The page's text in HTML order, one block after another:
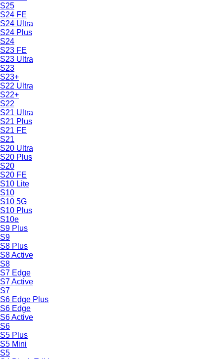
S25
S24 FE
S24 Ultra
S24 Plus
S24
S23 FE
S23 Ultra
S23
S23+
S22 Ultra
S22+
S22
S21 Ultra
S21 Plus
S21 FE
S21
S20 Ultra
S20 Plus
S20
S20 FE
S10 Lite
S10
S10 5G
S10 Plus
S10e
S9 Plus
S9
S8 Plus
S8 Active
S8
S7 Edge
S7 Active
S7
S6 Edge Plus
S6 Edge
S6 Active
S6
S5 Plus
S5 Mini
S5